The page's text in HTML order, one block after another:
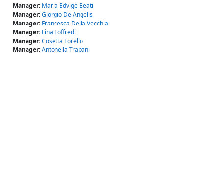
Manager: Maria Edvige Beati
Manager:Giorgio De Angelis
Manager: Francesca Della Vecchia
Manager: Lina Loffredi
Manager:Cosetta Lorello
Manager:Antonella Trapani